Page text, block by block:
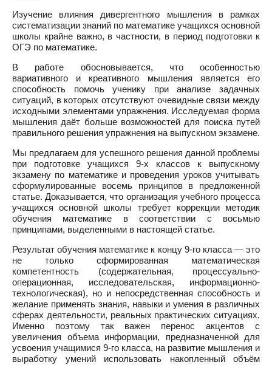
Изучение влияния дивергентного мышления в рамках
систематизации знаний по математике учащихся основной
школы крайне важно, в частности, в период подготовки к
ОГЭ по математике.
В работе обосновывается, что особенностью
вариативного и креативного мышления является его
способность помочь ученику при анализе задачных
ситуаций, в которых отсутствуют очевидные связи между
исходными элементами упражнения. Исследуемая форма
мышления даёт больше возможностей для поиска путей
правильного решения упражнения на выпускном экзамене.
Мы предлагаем для успешного решения данной проблемы
при подготовке учащихся 9-х классов к выпускному
экзамену по математике и проведения уроков учитывать
сформулированные восемь принципов в предложенной
статье. Доказывается, что организация учебного процесса
учащихся основной школы требует коррекции методик
обучения математике в соответствии с восьмью
принципами, выделенными в настоящей статье.
Результат обучения математике к концу 9-го класса — это
не только сформированная математическая
компетентность (содержательная, процессуально-
операционная, исследовательская, информационно-
технологическая), но и непосредственная способность и
желание применять знания, навыки и умения в различных
сферах деятельности, реальных практических ситуациях.
Именно поэтому так важен перенос акцентов с
увеличения объема информации, предназначенной для
усвоения учащимися 9-го класса, на развитие мышления и
выработку умений использовать накопленный объём